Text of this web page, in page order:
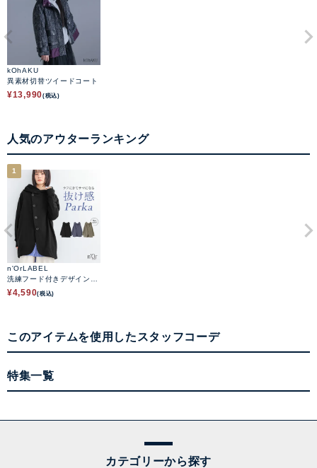
kOhAKU
異素材切替ツイードコート
¥13,990(税込)
人気のアウターランキング
1
n'OrLABEL
洗練フード付きデザインジ
ャケット
¥4,590(税込)
このアイテムを使用したスタッフコーデ
特集一覧
カテゴリーから探す